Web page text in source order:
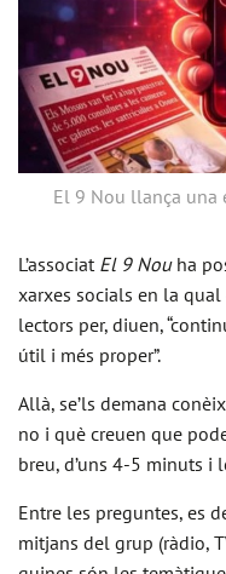
El 9 Nou llança una
L’associat El 9 Nouha
xarxes socials en la
lectors per, diuen,
útil i més proper”.
Allà, se’ls demana
no i què creuen que
breu, d’uns 4-5 minuts i
Entre les preguntes, es
mitjans del grup (ràdio,